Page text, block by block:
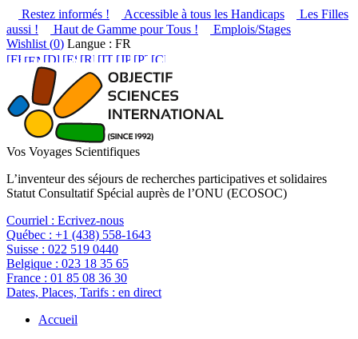
Restez informés ! Accessible à tous les Handicaps
Les Filles
aussi !
Haut de Gamme pour Tous !
Emplois/Stages
Wishlist (0) Langue : FR
Vos Voyages Scientifiques
L’inventeur des séjours de recherches participatives et solidaires
Statut Consultatif Spécial auprès de l’ONU (ECOSOC)
Courriel : Ecrivez-nous
Québec : +1 (438) 558-1643
Suisse : 022 519 0440
Belgique : 023 18 35 65
France : 01 85 08 36 30
Dates, Places, Tarifs : en direct
Accueil